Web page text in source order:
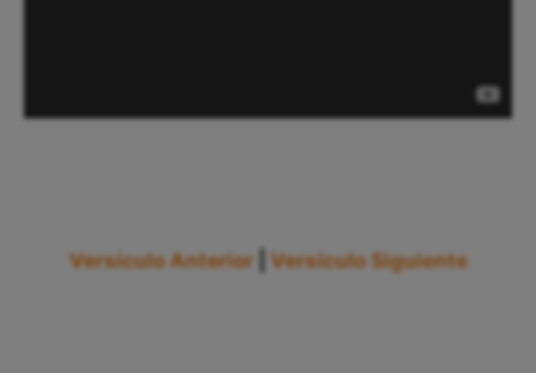
Versículo Anterior Versículo Siguiente